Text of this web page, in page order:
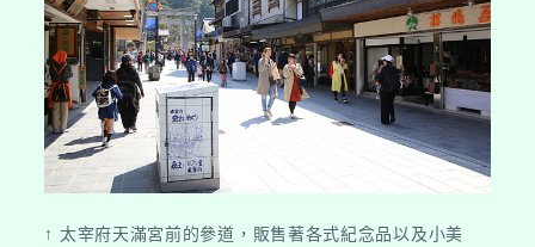
↑ 太宰府天滿宮前的參道，販售著各式紀念品以及小美